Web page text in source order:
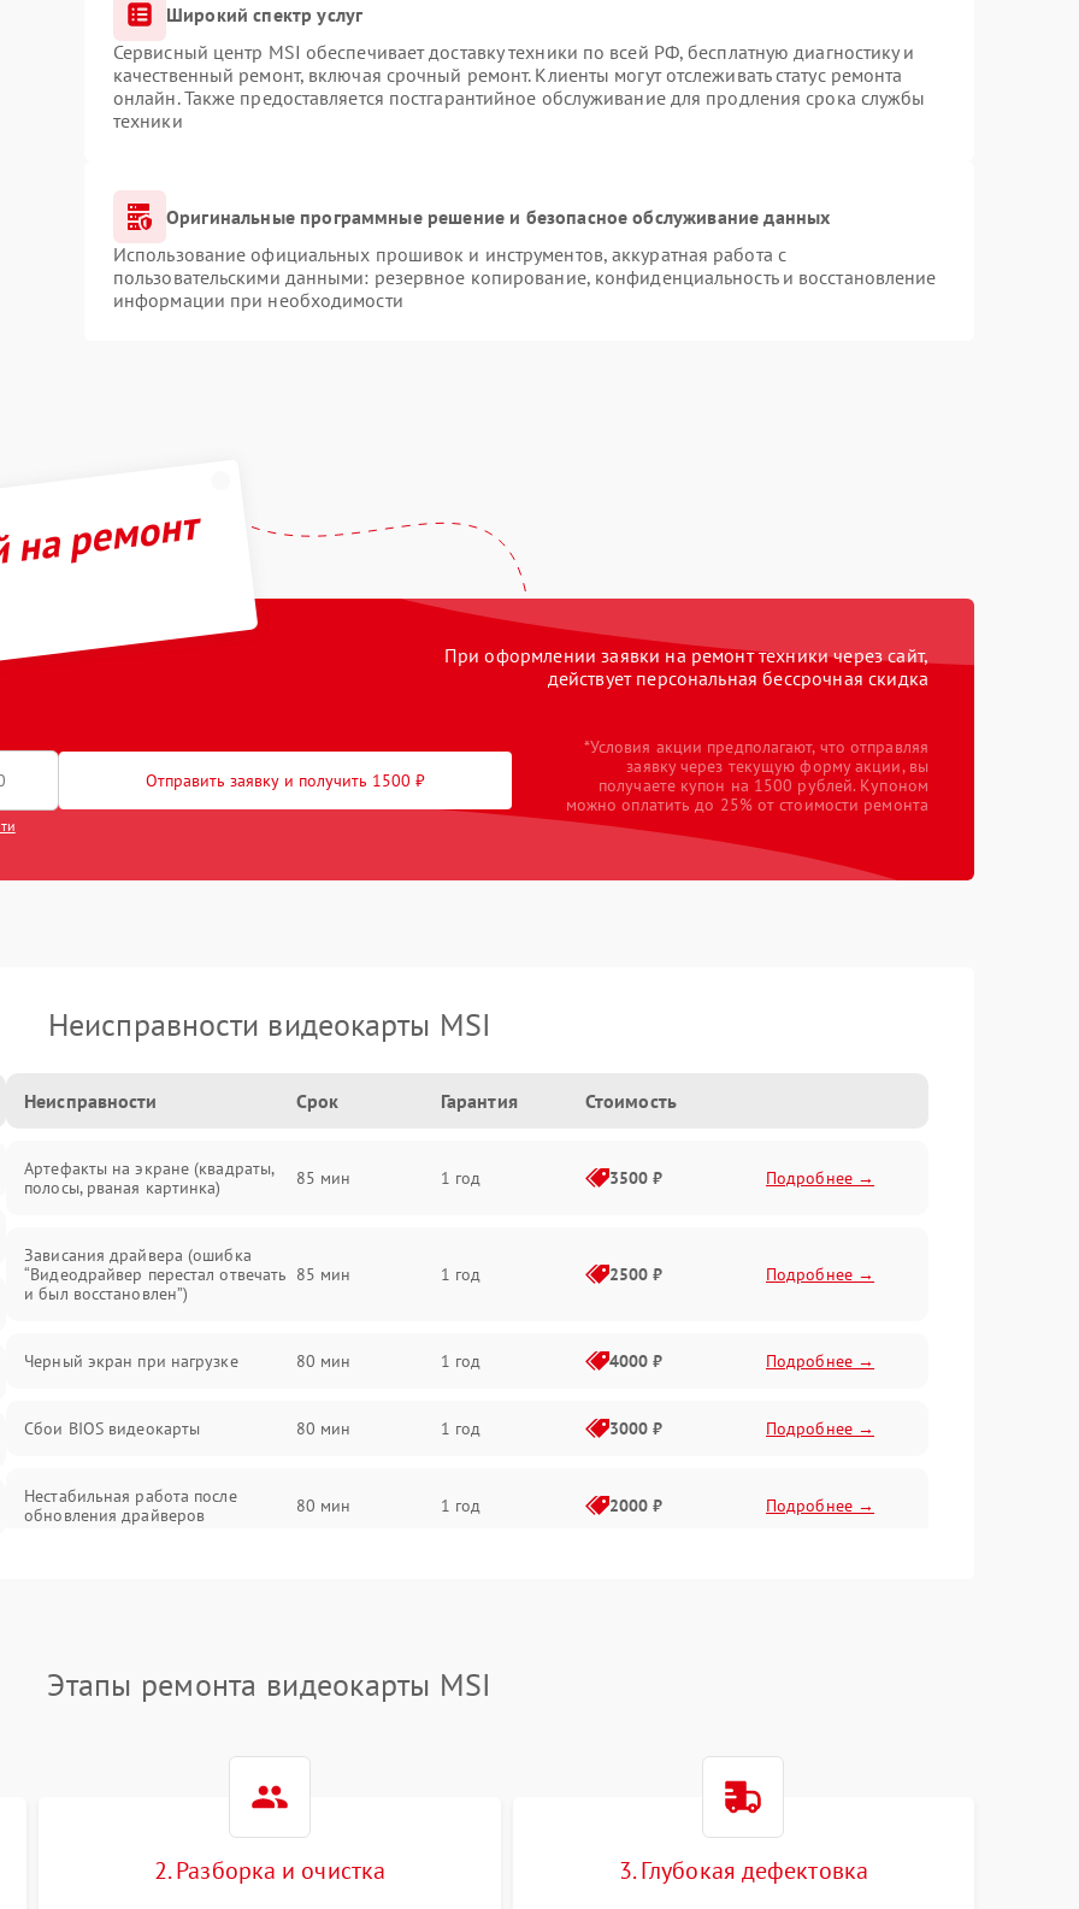
Широкий спектр услуг
Сервисный центр MSI обеспечивает доставку техники по всей РФ, бесплатную диагностику и
качественный ремонт, включая срочный ремонт. Клиенты могут отслеживать статус ремонта
онлайн. Также предоставляется постгарантийное обслуживание для продления срока службы
техники
Оригинальные программные решение и безопасное обслуживание данных
Использование официальных прошивок и инструментов, аккуратная работа с
пользовательскими данными: резервное копирование, конфиденциальность и восстановление
информации при необходимости
ремонт
При оформлении заявки на ремонт техники через сайт,
действует персональная бессрочная скидка
Отправить заявку и получить 1500 ₽
*Условия акции предполагают, что отправляя
заявку через текущую форму акции, вы
получаете купон на 1500 рублей. Купоном
можно оплатить до 25% от стоимости ремонта
Неисправности видеокарты MSI
Неисправности Срок Гарантия Стоимость
Артефакты на экране (квадраты,
полосы, рваная картинка)
85 мин 1 год 3500 ₽ Подробнее →
Зависания драйвера (ошибка
“Видеодрайвер перестал отвечать
и был восстановлен”)
85 мин 1 год 2500 ₽ Подробнее →
Черный экран при нагрузке 80 мин 1 год 4000 ₽ Подробнее →
Сбои BIOS видеокарты 80 мин 1 год 3000 ₽ Подробнее →
Нестабильная работа после
обновления драйверов
80 мин 1 год 2000 ₽ Подробнее →
Этапы ремонта видеокарты MSI
2. Разборка и очистка 3. Глубокая дефектовка